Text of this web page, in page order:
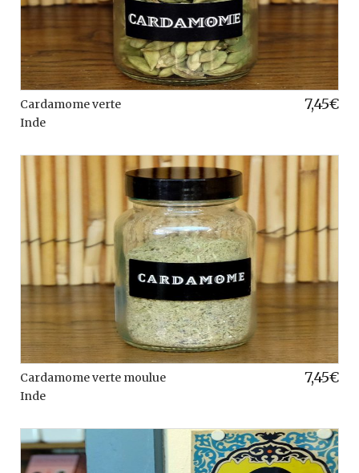
Cardamome verte
Inde
7,45€
Cardamome verte moulue
Inde
7,45€